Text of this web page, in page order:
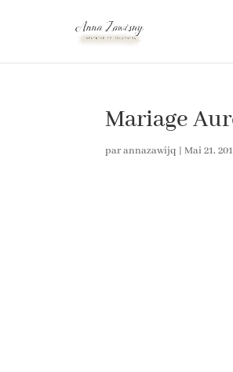
Mariage
parannazawijq |Mai 21,